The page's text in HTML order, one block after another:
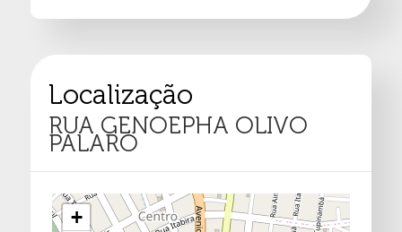
Localização
RUA GENOEPHA OLIVO
PALARO
+